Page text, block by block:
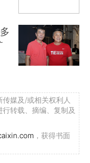
媒及/或相关权利人
转载、摘编、复制及
，获得书面